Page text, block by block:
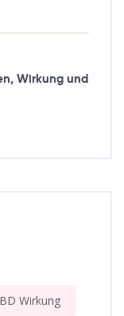
Wirkung und
Wirkung